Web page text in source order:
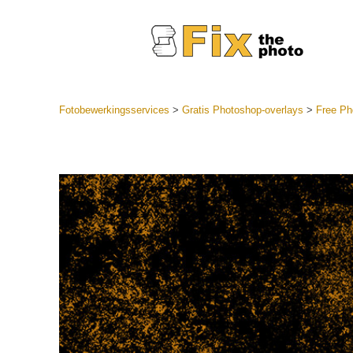
collecties
Mobiele
Fotobewerkingsservices > Gratis Photoshop-overlays > Free